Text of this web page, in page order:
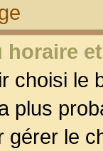
horaire
choisi le
plus
gérer le